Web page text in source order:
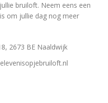
bruiloft. Neem eens een
om jullie dag nog meer
2673 BE Naaldwijk